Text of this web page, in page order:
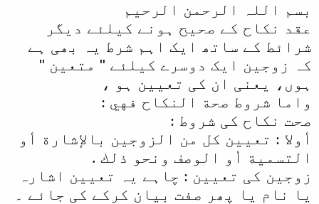
کو اصل نام کا بھی پتہ ہے۔ کیا اس
طرح نکاح ہوجائے گا؟ علما کرام کے
فتوی سے اگر کوئی بھائی واقف ہوتو
راہنمائی فرمائے۔
بسم اللہ الرحمن الرحیم
عقد نکاح کے صحیح ہونے کیلئے دیگر
شرائط کے ساتھ ایک اہم شرط یہ بھی ہے
کہ زوجین ایک دوسرے کیلئے " متعین "
ہوں، یعنی ان کی تعیین ہو ،
واما شروط صحة النكاح فهي :
صحت نکاح کی شروط :
أولا : تعيين كل من الزوجين بالإشارة أو
التسمية أو الوصف ونحو ذلك .
زوجین کی تعیین : چاہے یہ تعیین اشارہ
یا نام یا پھر صفت بیان کرکے کی جائے ۔